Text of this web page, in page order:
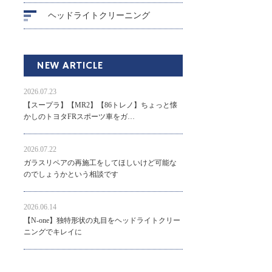
ヘッドライトクリーニング
NEW ARTICLE
2026.07.23
【スープラ】【MR2】【86トレノ】ちょっと懐
かしのトヨタFRスポーツ車をガ…
2026.07.22
ガラスリペアの再施工をしてほしいけど可能な
のでしょうかという相談です
2026.06.14
【N-one】独特形状の丸目をヘッドライトクリー
ニングでキレイに